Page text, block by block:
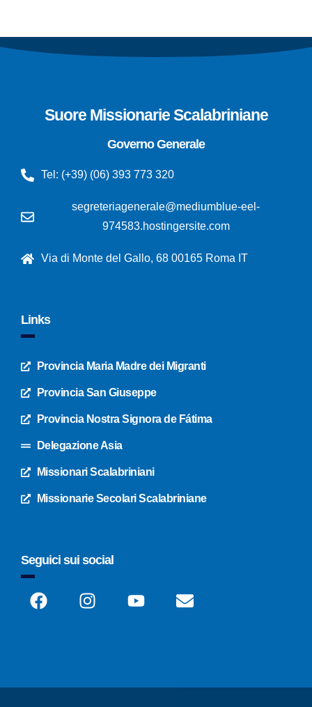
Suore Missionarie Scalabriniane
Governo Generale
Tel: (+39) (06) 393 773 320
segreteriagenerale@mediumblue-eel-
974583.hostingersite.com
Via di Monte del Gallo, 68 00165 Roma IT
Links
Provincia Maria Madre dei Migranti
Provincia San Giuseppe
Provincia Nostra Signora de Fátima
Delegazione Asia
Missionari Scalabriniani
Missionarie Secolari Scalabriniane
Seguici sui social